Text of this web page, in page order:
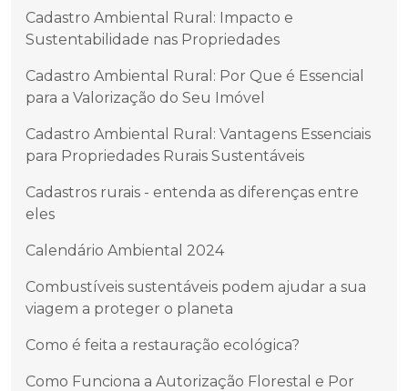
Cadastro Ambiental Rural: Impacto e
Sustentabilidade nas Propriedades
Cadastro Ambiental Rural: Por Que é Essencial
para a Valorização do Seu Imóvel
Cadastro Ambiental Rural: Vantagens Essenciais
para Propriedades Rurais Sustentáveis
Cadastros rurais - entenda as diferenças entre
eles
Calendário Ambiental 2024
Combustíveis sustentáveis podem ajudar a sua
viagem a proteger o planeta
Como é feita a restauração ecológica?
Como Funciona a Autorização Florestal e Por